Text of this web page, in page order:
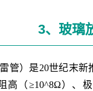
3、玻璃
管）是20世纪末
高（≥10^8Ω）、